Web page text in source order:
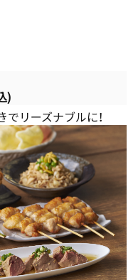
)
リーズナブルに！